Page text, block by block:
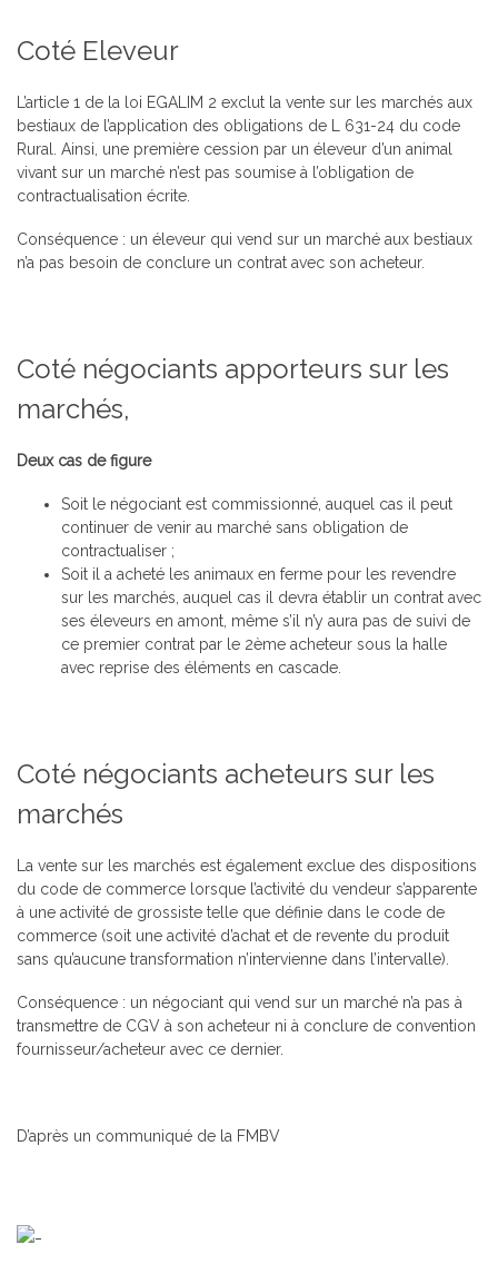
Coté Eleveur
L’article 1 de la loi EGALIM 2 exclut la vente sur les marchés aux
bestiaux de l’application des obligations de L 631-24 du code
Rural. Ainsi, une première cession par un éleveur d’un animal
vivant sur un marché n’est pas soumise à l’obligation de
contractualisation écrite.
Conséquence : un éleveur qui vend sur un marché aux bestiaux
n’a pas besoin de conclure un contrat avec son acheteur.
Coté négociants apporteurs sur les
marchés,
Deux cas de figure
Soit le négociant est commissionné, auquel cas il peut
continuer de venir au marché sans obligation de
contractualiser ;
Soit il a acheté les animaux en ferme pour les revendre
sur les marchés, auquel cas il devra établir un contrat avec
ses éleveurs en amont, même s’il n’y aura pas de suivi de
ce premier contrat par le 2ème acheteur sous la halle
avec reprise des éléments en cascade.
Coté négociants acheteurs sur les
marchés
La vente sur les marchés est également exclue des dispositions
du code de commerce lorsque l’activité du vendeur s’apparente
à une activité de grossiste telle que définie dans le code de
commerce (soit une activité d’achat et de revente du produit
sans qu’aucune transformation n’intervienne dans l’intervalle).
Conséquence : un négociant qui vend sur un marché n’a pas à
transmettre de CGV à son acheteur ni à conclure de convention
fournisseur/acheteur avec ce dernier.
D’après un communiqué de la FMBV